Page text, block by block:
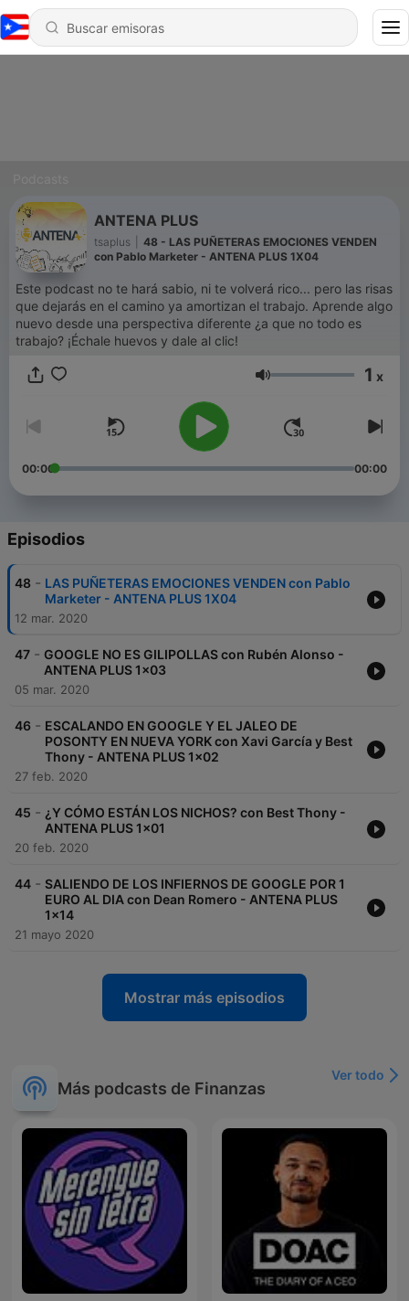
ANTENA PLUS
tsaplus
48 - LAS PUÑETERAS EMOCIONES VENDEN
con Pablo Marketer - ANTENA PLUS 1X04
Este podcast no te hará sabio, ni te volverá rico... pero las risas
que dejarás en el camino ya amortizan el trabajo. Aprende algo
nuevo desde una perspectiva diferente ¿a que no todo es
trabajo? ¡Échale huevos y dale al clic!
Volumen 1 x
00:00 00:00
Episodios
48 - LAS PUÑETERAS EMOCIONES VENDEN con Pablo
Marketer - ANTENA PLUS 1X04
12 mar. 2020
47 - GOOGLE NO ES GILIPOLLAS con Rubén Alonso -
ANTENA PLUS 1x03
05 mar. 2020
46 - ESCALANDO EN GOOGLE Y EL JALEO DE
POSONTY EN NUEVA YORK con Xavi García y Best
Thony - ANTENA PLUS 1x02
27 feb. 2020
45 - ¿Y CÓMO ESTÁN LOS NICHOS? con Best Thony -
ANTENA PLUS 1x01
20 feb. 2020
44 - SALIENDO DE LOS INFIERNOS DE GOOGLE POR 1
EURO AL DIA con Dean Romero - ANTENA PLUS
1x14
21 mayo 2020
Mostrar más episodios
Más podcasts de Finanzas
Ver todo